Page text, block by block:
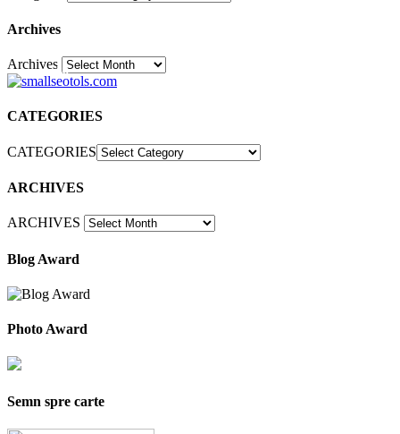
Archives
Archives30
CATEGORIES
CATEGORIES
ARCHIVES
ARCHIVES
Blog Award
Photo Award
Semn spre carte